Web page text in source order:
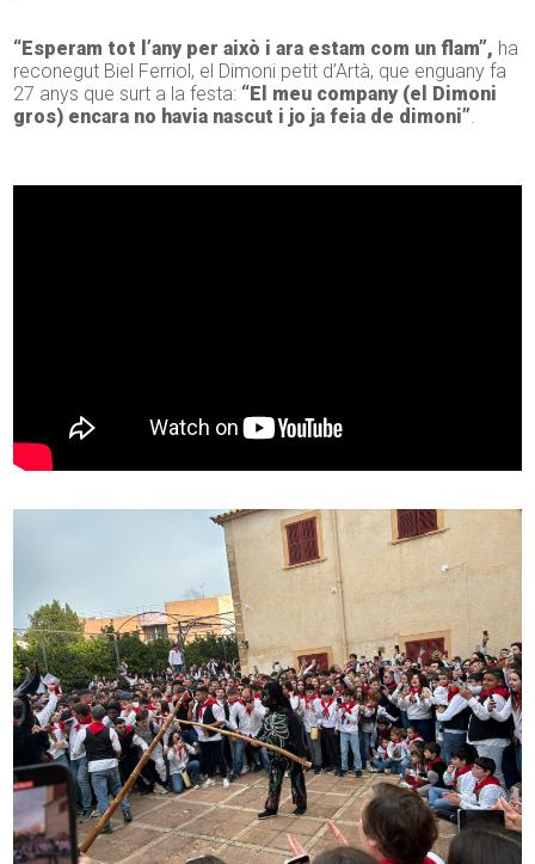
“Esperam tot l’any per això i ara estam com un flam”, ha
reconegut Biel Ferriol, el Dimoni petit d’Artà, que enguany fa
27 anys que surt a la festa: “El meu company (el Dimoni
gros) encara no havia nascut i jo ja feia de dimoni”